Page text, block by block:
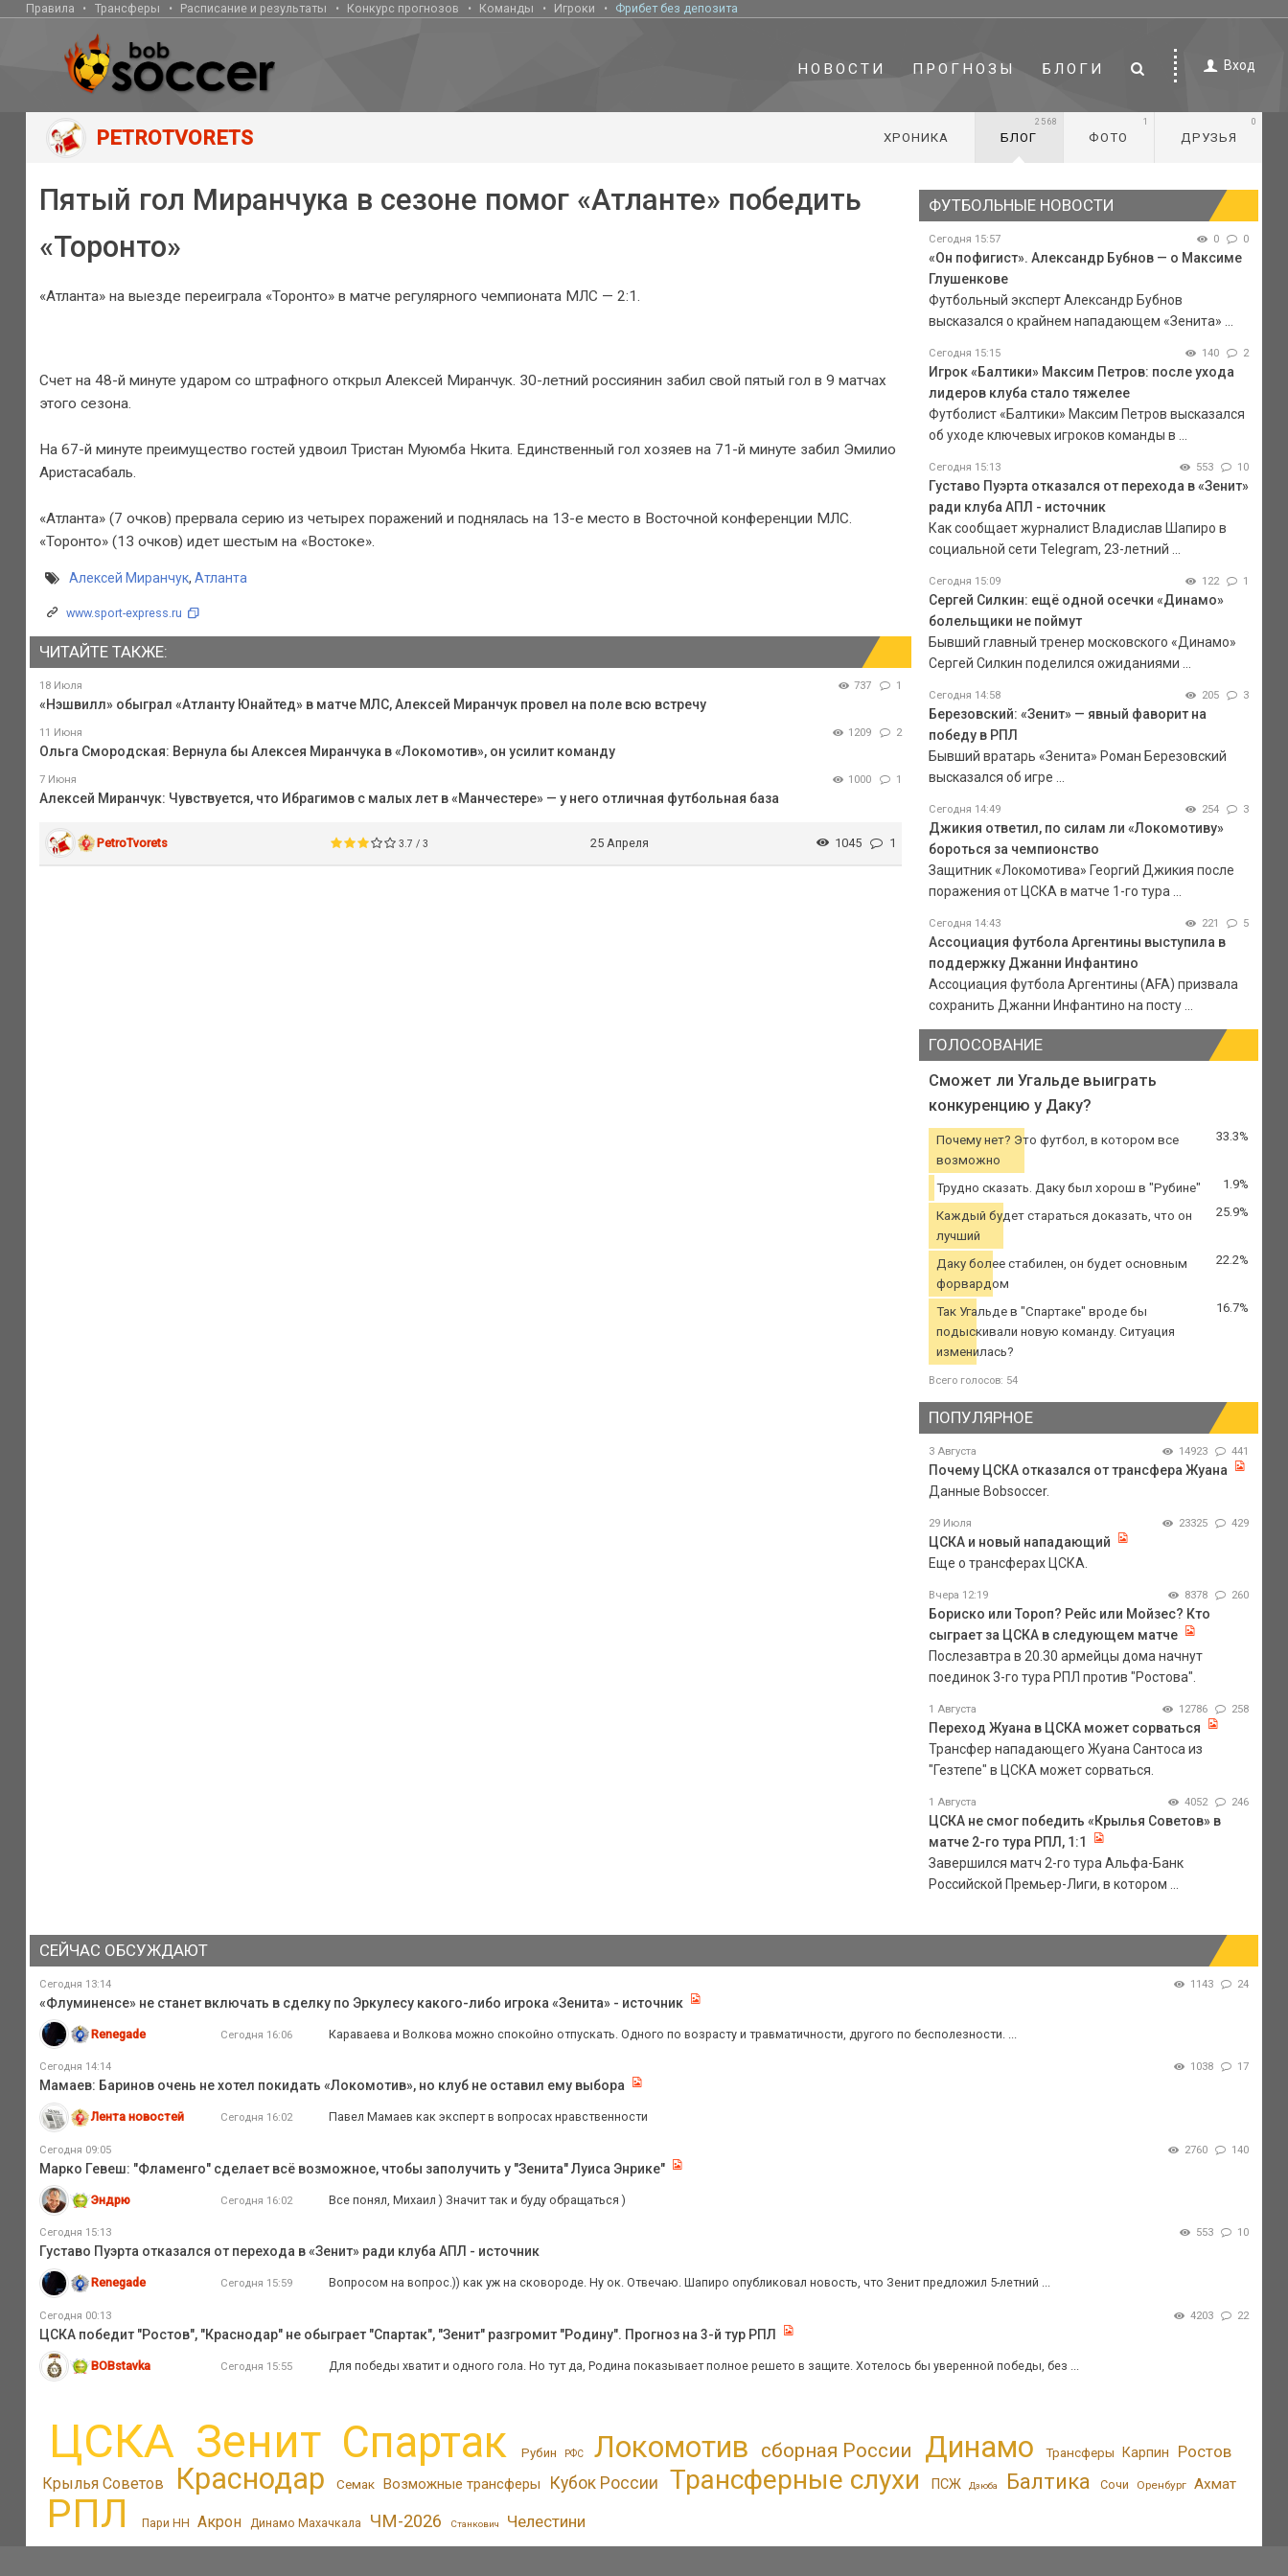
Правила Трансферы Расписание и результаты Конкурс прогнозов Команды Игроки Фрибет без депозита
НОВОСТИ ПРОГНОЗЫ БЛОГИ Вход
PETROTVORETS ХРОНИКА БЛОГ
2568
ФОТО
1
ДРУЗЬЯ
0
Пятый гол Миранчука в сезоне помог «Атланте» победить
«Торонто»
«Атланта» на выезде переиграла «Торонто» в матче регулярного чемпионата МЛС — 2:1.
Счет на 48-й минуте ударом со штрафного открыл Алексей Миранчук. 30-летний россиянин забил свой пятый гол в 9 матчах
этого сезона.
На 67-й минуте преимущество гостей удвоил Тристан Муюмба Нкита. Единственный гол хозяев на 71-й минуте забил Эмилио
Аристасабаль.
«Атланта» (7 очков) прервала серию из четырех поражений и поднялась на 13-е место в Восточной конференции МЛС.
«Торонто» (13 очков) идет шестым на «Востоке».
Алексей Миранчук, Атланта
www.sport-express.ru
ЧИТАЙТЕ ТАКЖЕ:
18 Июля 737 1
«Нэшвилл» обыграл «Атланту Юнайтед» в матче МЛС, Алексей Миранчук провел на поле всю встречу
11 Июня 1209 2
Ольга Смородская: Вернула бы Алексея Миранчука в «Локомотив», он усилит команду
7 Июня 1000 1
Алексей Миранчук: Чувствуется, что Ибрагимов с малых лет в «Манчестере» — у него отличная футбольная база
PetroTvorets 3.7 / 3 25 Апреля 1045 1
ФУТБОЛЬНЫЕ НОВОСТИ
Сегодня 15:57 0 0
«Он пофигист». Александр Бубнов — о Максиме
Глушенкове
Футбольный эксперт Александр Бубнов
высказался о крайнем нападающем «Зенита» ...
Сегодня 15:15 140 2
Игрок «Балтики» Максим Петров: после ухода
лидеров клуба стало тяжелее
Футболист «Балтики» Максим Петров высказался
об уходе ключевых игроков команды в ...
Сегодня 15:13 553 10
Густаво Пуэрта отказался от перехода в «Зенит»
ради клуба АПЛ - источник
Как сообщает журналист Владислав Шапиро в
социальной сети Telegram, 23-летний ...
Сегодня 15:09 122 1
Сергей Силкин: ещё одной осечки «Динамо»
болельщики не поймут
Бывший главный тренер московского «Динамо»
Сергей Силкин поделился ожиданиями ...
Сегодня 14:58 205 3
Березовский: «Зенит» — явный фаворит на
победу в РПЛ
Бывший вратарь «Зенита» Роман Березовский
высказался об игре ...
Сегодня 14:49 254 3
Джикия ответил, по силам ли «Локомотиву»
бороться за чемпионство
Защитник «Локомотива» Георгий Джикия после
поражения от ЦСКА в матче 1-го тура ...
Сегодня 14:43 221 5
Ассоциация футбола Аргентины выступила в
поддержку Джанни Инфантино
Ассоциация футбола Аргентины (AFA) призвала
сохранить Джанни Инфантино на посту ...
ГОЛОСОВАНИЕ
Сможет ли Угальде выиграть
конкуренцию у Даку?
Почему нет? Это футбол, в котором все
возможно
33.3%
Трудно сказать. Даку был хорош в "Рубине" 1.9%
Каждый будет стараться доказать, что он
лучший
25.9%
Даку более стабилен, он будет основным
форвардом
22.2%
Так Угальде в "Спартаке" вроде бы
подыскивали новую команду. Ситуация
изменилась?
16.7%
Всего голосов: 54
ПОПУЛЯРНОЕ
3 Августа 14923 441
Почему ЦСКА отказался от трансфера Жуана
Данные Bobsoccer.
29 Июля 23325 429
ЦСКА и новый нападающий
Еще о трансферах ЦСКА.
Вчера 12:19 8378 260
Бориско или Тороп? Рейс или Мойзес? Кто
сыграет за ЦСКА в следующем матче
Послезавтра в 20.30 армейцы дома начнут
поединок 3-го тура РПЛ против "Ростова".
1 Августа 12786 258
Переход Жуана в ЦСКА может сорваться
Трансфер нападающего Жуана Сантоса из
"Гезтепе" в ЦСКА может сорваться.
1 Августа 4052 246
ЦСКА не смог победить «Крылья Советов» в
матче 2-го тура РПЛ, 1:1
Завершился матч 2-го тура Альфа-Банк
Российской Премьер-Лиги, в котором ...
СЕЙЧАС ОБСУЖДАЮТ
Сегодня 13:14 1143 24
«Флуминенсе» не станет включать в сделку по Эркулесу какого-либо игрока «Зенита» - источник
Renegade Сегодня 16:06 Караваева и Волкова можно спокойно отпускать. Одного по возрасту и травматичности, другого по бесполезности. ...
Сегодня 14:14 1038 17
Мамаев: Баринов очень не хотел покидать «Локомотив», но клуб не оставил ему выбора
Лента новостей Сегодня 16:02 Павел Мамаев как эксперт в вопросах нравственности
Сегодня 09:05 2760 140
Марко Гевеш: "Фламенго" сделает всё возможное, чтобы заполучить у "Зенита" Луиса Энрике"
Эндрю Сегодня 16:02 Все понял, Михаил ) Значит так и буду обращаться )
Сегодня 15:13 553 10
Густаво Пуэрта отказался от перехода в «Зенит» ради клуба АПЛ - источник
Renegade Сегодня 15:59 Вопросом на вопрос.)) как уж на сковороде. Ну ок. Отвечаю. Шапиро опубликовал новость, что Зенит предложил 5-летний ...
Сегодня 00:13 4203 22
ЦСКА победит "Ростов", "Краснодар" не обыграет "Спартак", "Зенит" разгромит "Родину". Прогноз на 3-й тур РПЛ
BOBstavka Сегодня 15:55 Для победы хватит и одного гола. Но тут да, Родина показывает полное решето в защите. Хотелось бы уверенной победы, без ...
ЦСКА Зенит Спартак Рубин РФС Локомотив сборная России Динамо Трансферы Карпин Ростов
Крылья Советов Краснодар Семак Возможные трансферы Кубок России Трансферные слухи ПСЖ Дзюба Балтика Сочи Оренбург Ахмат
РПЛ Пари НН Акрон Динамо Махачкала ЧМ-2026 Станкович Челестини